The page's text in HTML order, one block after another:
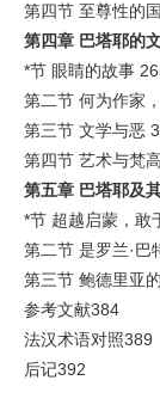
第四节 至尊性的
第四章 巴塔耶的
*节 眼睛的故事
第二节 何为作家
第三节 文学与恶
第四节 艺术与梵
第五章 巴塔耶及
*节 超越启蒙，敢
第二节 是罗兰·巴
第三节 鲍德里亚
参考文献384
法汉术语对照389
后记392